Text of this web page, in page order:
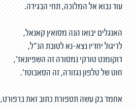
עוד נבוא אל המלוכה, תחי הבגידה.
האנגלים יבואו הנה מסואץ קאנאל,
לריגול יחדיו נצא-נא לטובת הנ"ל,
דוקומנט טורקי נמסורה זה השפיונאז',
חוט של טלפון נגזורה, זה הסאבוטז'.
אחמד בק עשה תספורת כתוב זאת ברפורט,